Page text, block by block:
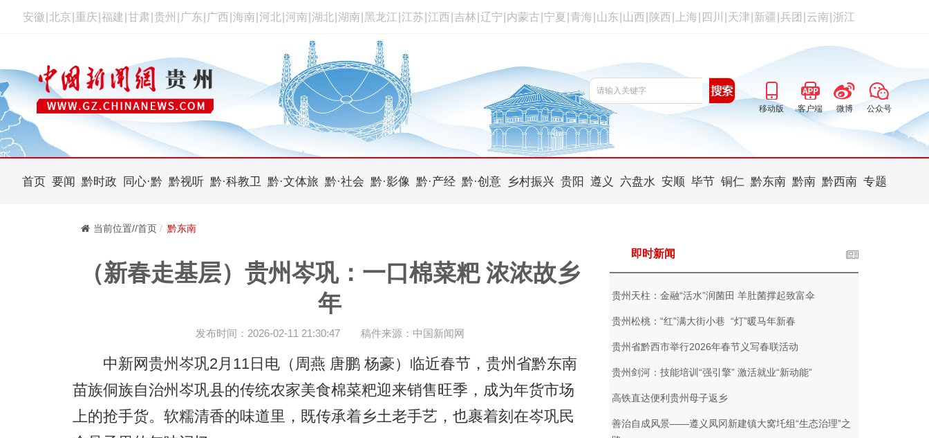
安徽 北京 重庆 福建 甘肃 贵州 广东 广西 海南 河北 河南 湖北 湖南 黑龙江 江苏 江西 吉林 辽宁 内蒙古 宁夏 青海 山东 山西 陕西 上海 四川 天津 新疆 兵团 云南 浙江
移动版 客户端 微博 公众号
首页 要闻 黔时政 同心·黔 黔视听 黔·科教卫 黔·文体旅 黔·社会 黔·影像 黔·产经 黔·创意 乡村振兴 贵阳 遵义 六盘水 安顺 毕节 铜仁 黔东南 黔南 黔西南 专题
当前位置//首页 黔东南
（新春走基层）贵州岑巩：一口棉菜粑 浓浓故乡
年
发布时间：2026-02-11 21:30:47 稿件来源：中国新闻网
中新网贵州岑巩2月11日电（周燕 唐鹏 杨豪）临近春节，贵州省黔东南
苗族侗族自治州岑巩县的传统农家美食棉菜粑迎来销售旺季，成为年货市场
上的抢手货。软糯清香的味道里，既传承着乡土老手艺，也裹着刻在岑巩民
即时新闻
贵州天柱：金融“活水”润菌田 羊肚菌撑起致富伞
贵州松桃：“红”满大街小巷 “灯”暖马年新春
贵州省黔西市举行2026年春节义写春联活动
贵州剑河：技能培训“强引擎” 激活就业“新动能”
高铁直达便利贵州母子返乡
善治自成风景——遵义凤冈新建镇大窝圫组“生态治理”之